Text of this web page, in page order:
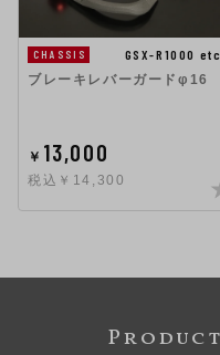
CHASSIS
GSX-R1000
ブレーキレバーガードφ16
￥ 13,000
税込￥14,300